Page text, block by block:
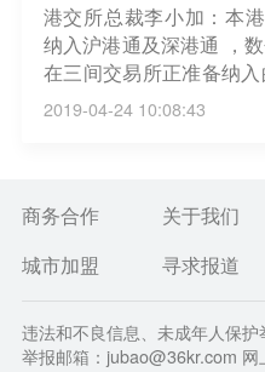
港交所总裁李小加：本
纳入沪港通及深港通 ，
在三间交易所正准备纳
成，但期望可以尽快完
构及衍生产品，未来几
推出A股期货，但需待
2019-04-24 10:08:43
商务合作 关于我们
城市加盟
寻求报道
违法和不良信息、未成年人保
举报邮箱：jubao@36kr.com 网